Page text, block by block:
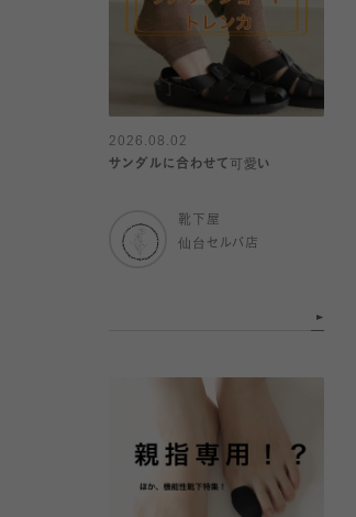
2026.08.02
サンダルに合わせて可愛い
靴下屋
仙台セルバ店